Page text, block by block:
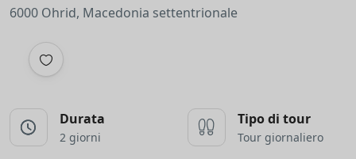
6000 Ohrid, Macedonia settentrionale
Durata
2 giorni
Tipo di tour
Tour giornaliero